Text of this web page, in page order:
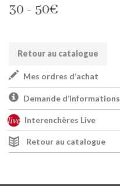
30 - 50€
Retour au catalogue
Mes ordres d’achat
Demande d’informations
Interenchères Live
Retour au catalogue